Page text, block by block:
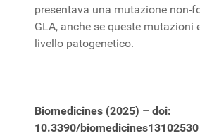
presentava una mutazione non-
GLA, anche se queste mutazioni
livello patogenetico.
Biomedicines (2025) – doi:
10.3390/biomedicines13102530